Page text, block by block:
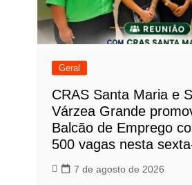
Geral
CRAS Santa Maria e
Várzea Grande
Balcão de Emprego
500 vagas nesta
7 de agosto de 2026